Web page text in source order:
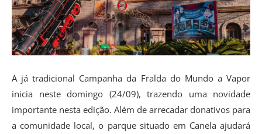
A já tradicional Campanha da Fralda do Mundo a Vapor
inicia neste domingo (24/09), trazendo uma novidade
importante nesta edição. Além de arrecadar donativos para
a comunidade local, o parque situado em Canela ajudará